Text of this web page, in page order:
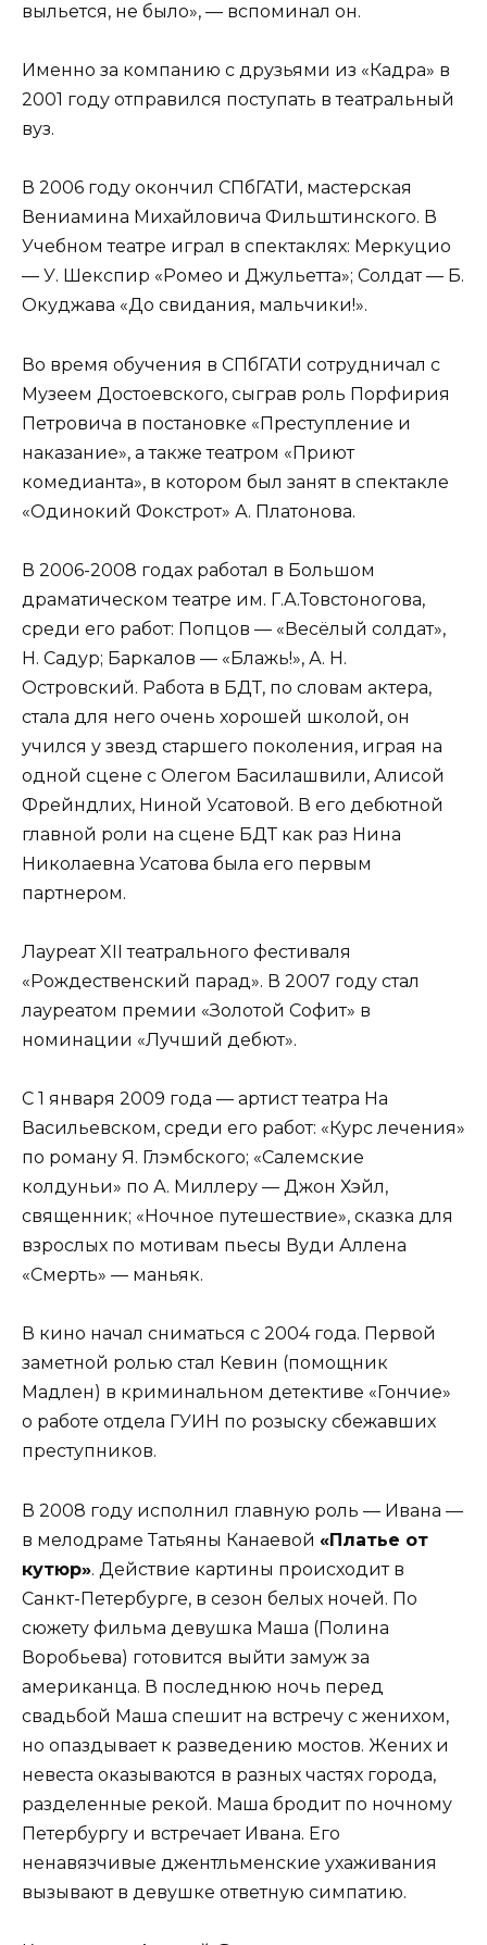
выльется, не было», — вспоминал он.
Именно за компанию с друзьями из «Кадра» в
2001 году отправился поступать в театральный
вуз.
В 2006 году окончил СПбГАТИ, мастерская
Вениамина Михайловича Фильштинского. В
Учебном театре играл в спектаклях: Меркуцио
— У. Шекспир «Ромео и Джульетта»; Солдат — Б.
Окуджава «До свидания, мальчики!».
Во время обучения в СПбГАТИ сотрудничал с
Музеем Достоевского, сыграв роль Порфирия
Петровича в постановке «Преступление и
наказание», а также театром «Приют
комедианта», в котором был занят в спектакле
«Одинокий Фокстрот» А. Платонова.
В 2006-2008 годах работал в Большом
драматическом театре им. Г.А.Товстоногова,
среди его работ: Попцов — «Весёлый солдат»,
Н. Садур; Баркалов — «Блажь!», А. Н.
Островский. Работа в БДТ, по словам актера,
стала для него очень хорошей школой, он
учился у звезд старшего поколения, играя на
одной сцене с Олегом Басилашвили, Алисой
Фрейндлих, Ниной Усатовой. В его дебютной
главной роли на сцене БДТ как раз Нина
Николаевна Усатова была его первым
партнером.
Лауреат XII театрального фестиваля
«Рождественский парад». В 2007 году стал
лауреатом премии «Золотой Софит» в
номинации «Лучший дебют».
С 1 января 2009 года — артист театра На
Васильевском, среди его работ: «Курс лечения»
по роману Я. Глэмбского; «Салемские
колдуньи» по А. Миллеру — Джон Хэйл,
священник; «Ночное путешествие», сказка для
взрослых по мотивам пьесы Вуди Аллена
«Смерть» — маньяк.
В кино начал сниматься с 2004 года. Первой
заметной ролью стал Кевин (помощник
Мадлен) в криминальном детективе «Гончие»
о работе отдела ГУИН по розыску сбежавших
преступников.
В 2008 году исполнил главную роль — Ивана —
в мелодраме Татьяны Канаевой «Платье от
кутюр». Действие картины происходит в
Санкт-Петербурге, в сезон белых ночей. По
сюжету фильма девушка Маша (Полина
Воробьева) готовится выйти замуж за
американца. В последнюю ночь перед
свадьбой Маша спешит на встречу с женихом,
но опаздывает к разведению мостов. Жених и
невеста оказываются в разных частях города,
разделенные рекой. Маша бродит по ночному
Петербургу и встречает Ивана. Его
ненавязчивые джентльменские ухаживания
вызывают в девушке ответную симпатию.